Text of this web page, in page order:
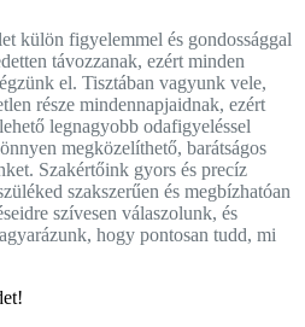
külön figyelemmel és gondossággal
távozzanak, ezért minden
el. Tisztában vagyunk vele,
része mindennapjaidnak, ezért
legnagyobb odafigyeléssel
megközelíthető, barátságos
Szakértőink gyors és precíz
szakszerűen és megbízhatóan
szívesen válaszolunk, és
hogy pontosan tudd, mi